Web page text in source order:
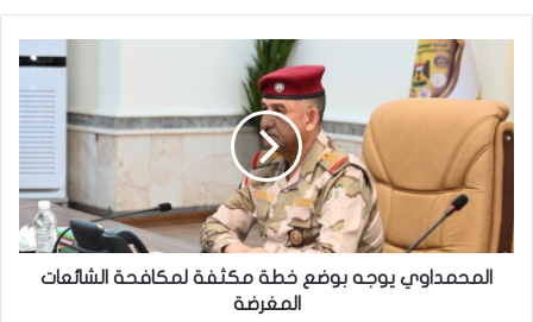
المحمداوي
بوضع
خطة
مكثفة
لمكافحة
الشائعات
المغرضة
المحمداوي يوجه بوضع خطة مكثفة لمكافحة الشائعات
المغرضة